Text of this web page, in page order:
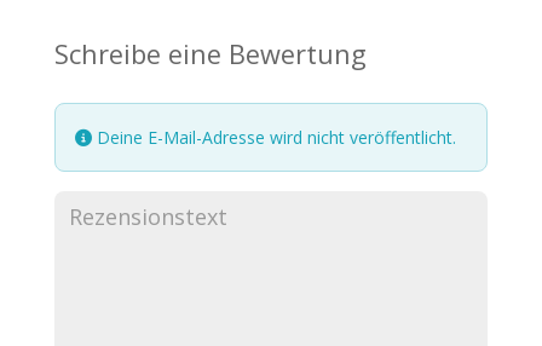
Schreibe eine Bewertung
Deine E-Mail-Adresse wird nicht veröffentlicht.